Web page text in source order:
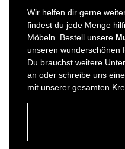
Wir helfen dir gerne
findest du jede Menge
Möbeln. Bestell unsere
unseren wunderschönen
Du brauchst weitere
an oder schreibe uns
mit unserer gesamten